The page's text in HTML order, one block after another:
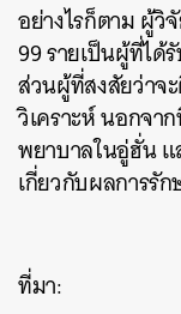
อย่างไรก็ตาม ผู้วิ
99 รายเป็นผู้ที่ได้
ส่วนผู้ที่สงสัยว่าจ
วิเคราะห์ นอกจา
พยาบาลในอู่ฮั่น
เกี่ยวกับผลการรั
ที่มา: